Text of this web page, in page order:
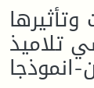
تلاميذ